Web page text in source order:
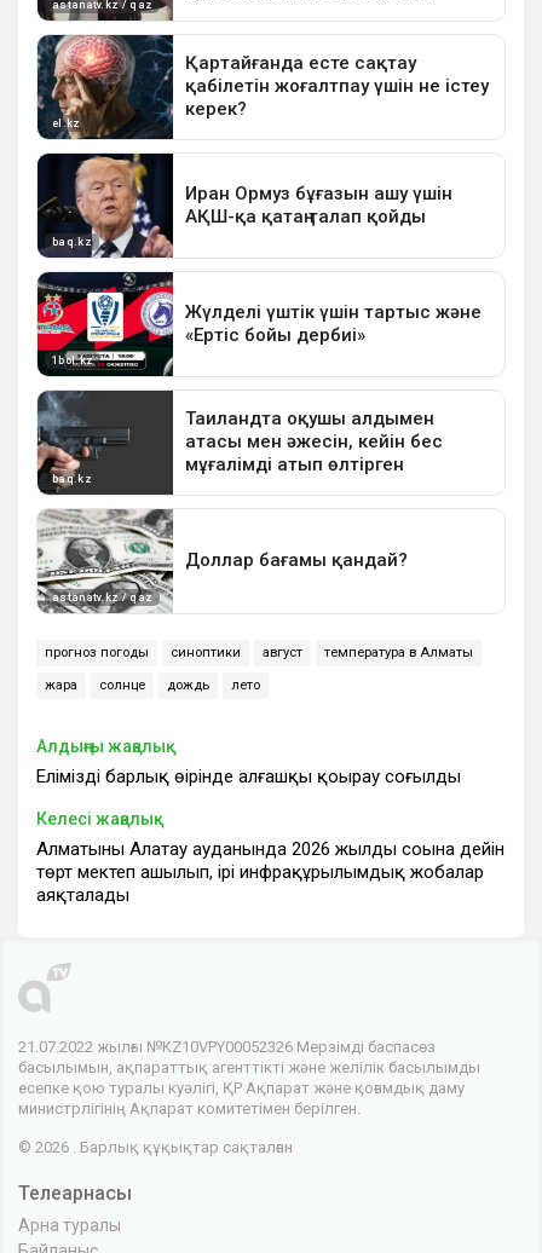
прогноз погоды синоптики август температура в Алматы
жара солнце дождь лето
Алдыңғы жаңалық
Еліміздің барлық өңірінде алғашқы қоңырау соғылды
Келесі жаңалық
Алматының Алатау ауданында 2026 жылдың соңына дейін
төрт мектеп ашылып, ірі инфрақұрылымдық жобалар
аяқталады
21.07.2022 жылғы №KZ10VPY00052326 Мерзімді баспасөз
басылымын, ақпараттық агенттікті және желілік басылымды
есепке қою туралы куәлігі, ҚР Ақпарат және қоғамдық даму
министрлігінің Ақпарат комитетімен берілген.
© 2026 . Барлық құқықтар сақталған
Телеарнасы
Арна туралы